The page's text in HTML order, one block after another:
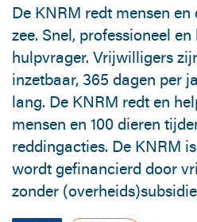
De KNRM redt mensen
zee. Snel, professioneel
hulpvrager. Vrijwilligers
inzetbaar, 365 dagen per
lang. De KNRM redt en
mensen en 100 dieren
reddingacties. De KNRM
wordt gefinancierd door
zonder